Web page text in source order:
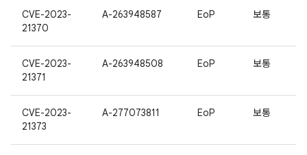
CVE-2023-
21370
A-263948587 EoP 보통
CVE-2023-
21371
A-263948508 EoP 보통
CVE-2023-
21373
A-277073811 EoP 보통